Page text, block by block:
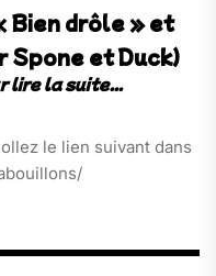
Bien drôle » et
et Duck)
le lien suivant dans